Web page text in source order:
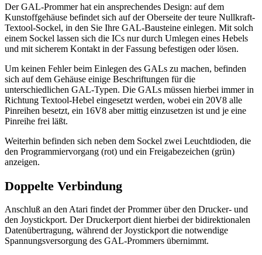
Der GAL-Prommer hat ein ansprechendes Design: auf dem
Kunstoffgehäuse befindet sich auf der Oberseite der teure Nullkraft-
Textool-Sockel, in den Sie Ihre GAL-Bausteine einlegen. Mit solch
einem Sockel lassen sich die ICs nur durch Umlegen eines Hebels
und mit sicherem Kontakt in der Fassung befestigen oder lösen.
Um keinen Fehler beim Einlegen des GALs zu machen, befinden
sich auf dem Gehäuse einige Beschriftungen für die
unterschiedlichen GAL-Typen. Die GALs müssen hierbei immer in
Richtung Textool-Hebel eingesetzt werden, wobei ein 20V8 alle
Pinreihen besetzt, ein 16V8 aber mittig einzusetzen ist und je eine
Pinreihe frei läßt.
Weiterhin befinden sich neben dem Sockel zwei Leuchtdioden, die
den Programmiervorgang (rot) und ein Freigabezeichen (grün)
anzeigen.
Doppelte Verbindung
Anschluß an den Atari findet der Prommer über den Drucker- und
den Joystickport. Der Druckerport dient hierbei der bidirektionalen
Datenübertragung, während der Joystickport die notwendige
Spannungsversorgung des GAL-Prommers übernimmt.